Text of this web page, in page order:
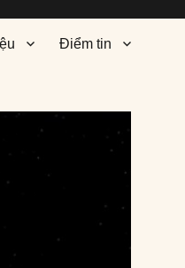
Điểm tin